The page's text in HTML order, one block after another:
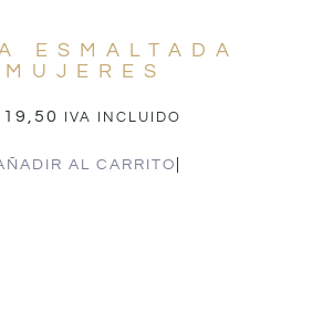
ESMALTADA
MUJERES
19,50 IVA INCLUIDO
AL CARRITO